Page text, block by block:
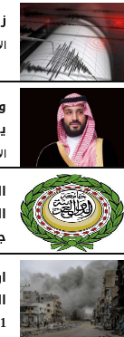
الجمعة، 16 يناير 2026 09:09 مـ